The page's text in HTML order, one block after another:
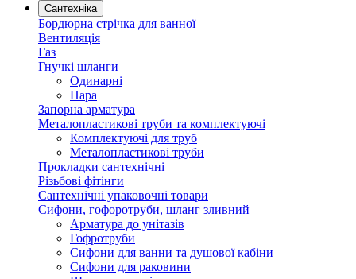
Сантехніка
Бордюрна стрічка для ванної
Вентиляція
Газ
Гнучкі шланги
Одинарні
Пара
Запорна арматура
Металопластикові труби та комплектуючі
Комплектуючі для труб
Металопластикові труби
Прокладки сантехнічні
Різьбові фітінги
Сантехнічні упаковочні товари
Сифони, гофоротруби, шланг зливний
Арматура до унітазів
Гофротруби
Сифони для ванни та душової кабіни
Сифони для раковини